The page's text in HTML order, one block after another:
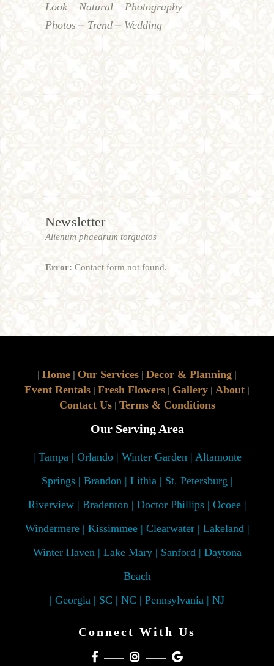
Look Natural
Photography
Photos
Trend Wedding
Newsletter
Alienum phaedrum torquatos
Error: Contact form not found.
| Home | Our Services | Decor & Planning |
Event Rentals | Fresh Flowers | Gallery | About |
Contact Us| Terms & Conditions
Our Serving Area
| Tampa | Orlando | Winter Garden | Altamonte
Springs | Brandon | Lithia | St. Petersburg |
Riverview | Bradenton | Doctor Phillips | Ocoee |
Windermere | Kissimmee | Clearwater | Lakeland |
Winter Haven | Lake Mary | Sanford | Daytona
Beach
| Georgia | SC | NC | Pennsylvania | NJ
Connect With Us